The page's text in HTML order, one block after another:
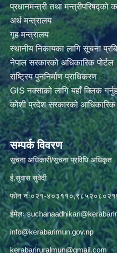
प्रधानमन्त्री तथा मन्त्रीपरिषद्को
अर्थ मन्त्रालय
गृह मन्त्रालय
स्थानीय निकायका लागि सूचना
नेपाल सरकारको अधिकारिक पोर्टल
राष्ट्रिय पुननिर्माण प्राधिकरण
GIS नक्साको लागि यहाँ क्लिक
कोशी प्रदेश सरकारको आधिकारिक
सम्पर्क विवरण
सूचना अधिकारी/सूचना प्रविधि अधिकृत
ई.सुवास सुवेदी
फोन नंः०२१-
ईमेलः
info@kerabarimun.gov.np
kerabariruralmun@gmail.com